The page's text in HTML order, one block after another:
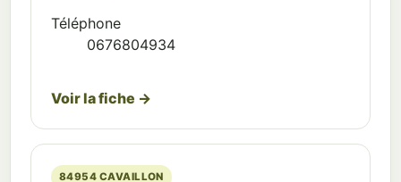
Téléphone
0676804934
Voir la fiche →
84954 CAVAILLON